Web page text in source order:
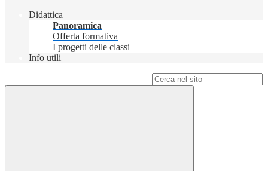
Didattica
Panoramica
Offerta formativa
I progetti delle classi
Info utili